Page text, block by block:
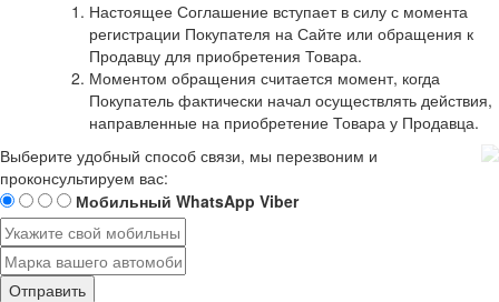
Настоящее Соглашение вступает в силу с момента
регистрации Покупателя на Сайте или обращения к
Продавцу для приобретения Товара.
Моментом обращения считается момент, когда
Покупатель фактически начал осуществлять действия,
направленные на приобретение Товара у Продавца.
Выберите удобный способ связи, мы перезвоним и
проконсультируем вас:
Мобильный WhatsApp Viber
Отправить